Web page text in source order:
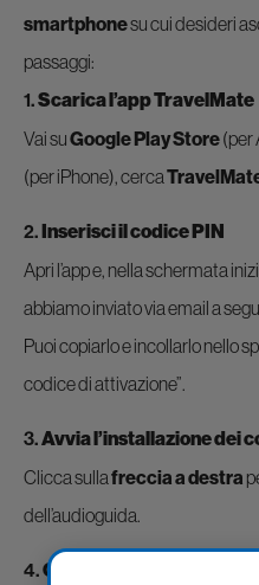
smartphonesu cui desideri
passaggi:
1.Scarica l’app TravelMate
Vai suGoogle Play Store(per
(per iPhone), cerca
2.Inserisci il codice PIN
Apri l’app e, nella schermata
abbiamo inviato via email a
Puoi copiarlo e incollarlo nello
codice di attivazione”.
3.Avvia l’installazione dei
Clicca sullafreccia a destra
dell’audioguida.
4.Completa la registrazione